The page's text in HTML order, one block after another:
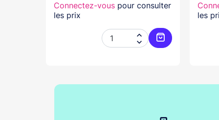
Connectez-vous pour consulter
les prix


Ajouter au panier
les